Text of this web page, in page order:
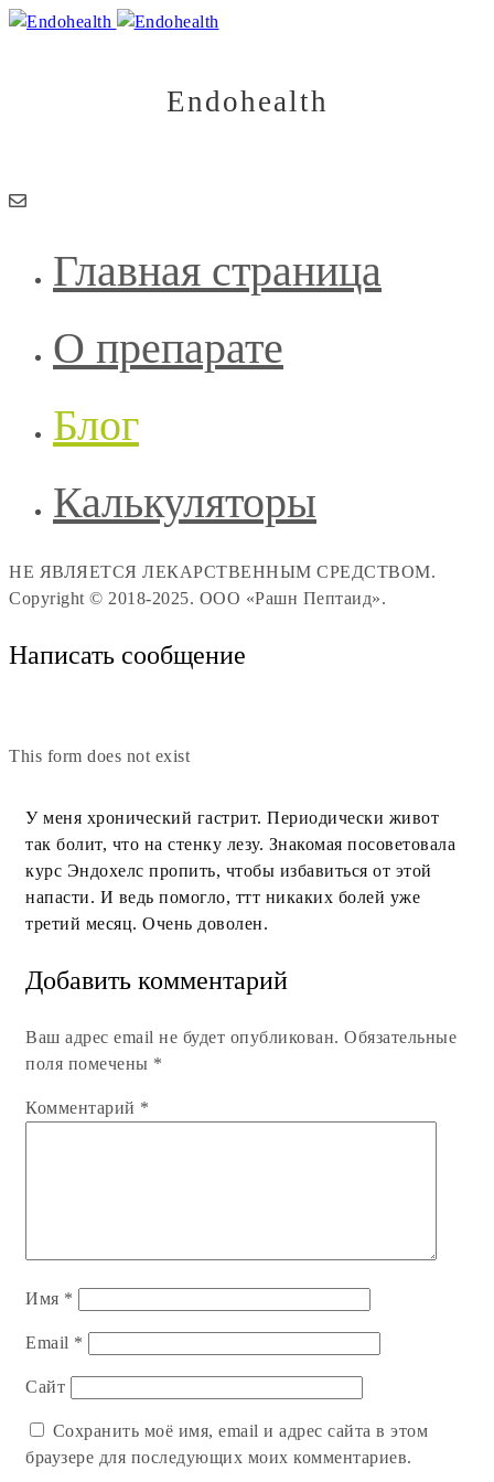
Endohealth
Главная страница
О препарате
Блог
Калькуляторы
НЕ ЯВЛЯЕТСЯ ЛЕКАРСТВЕННЫМ СРЕДСТВОМ.
Copyright © 2018-2025. ООО «Рашн Пептаид».
Написать сообщение
This form does not exist
У меня хронический гастрит. Периодически живот
так болит, что на стенку лезу. Знакомая посоветовала
курс Эндохелс пропить, чтобы избавиться от этой
напасти. И ведь помогло, ттт никаких болей уже
третий месяц. Очень доволен.
Добавить комментарий
Ваш адрес email не будет опубликован. Обязательные
поля помечены *
Комментарий *
Имя *
Email *
Сайт
Сохранить моё имя, email и адрес сайта в этом
браузере для последующих моих комментариев.